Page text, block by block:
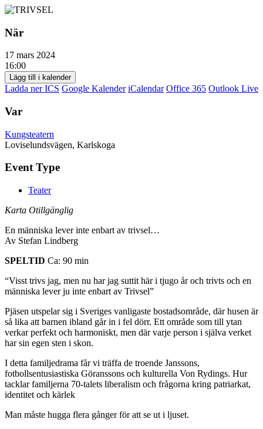
När
17 mars 2024
16:00
Lägg till i kalender
Ladda ner ICS Google Kalender iCalendar Office 365 Outlook Live
Var
Kungsteatern
Loviselundsvägen, Karlskoga
Event Type
Teater
Karta Otillgänglig
En människa lever inte enbart av trivsel…
Av Stefan Lindberg
SPELTID Ca: 90 min
“Visst trivs jag, men nu har jag suttit här i tjugo år och trivts och en
människa lever ju inte enbart av Trivsel”
Pjäsen utspelar sig i Sveriges vanligaste bostadsområde, där husen är
så lika att barnen ibland går in i fel dörr. Ett område som till ytan
verkar perfekt och harmoniskt, men där varje person i själva verket
har sin egen sten i skon.
I detta familjedrama får vi träffa de troende Janssons,
fotbollsentusiastiska Göranssons och kulturella Von Rydings. Hur
tacklar familjerna 70-talets liberalism och frågorna kring patriarkat,
identitet och kärlek
Man måste hugga flera gånger för att se ut i ljuset.